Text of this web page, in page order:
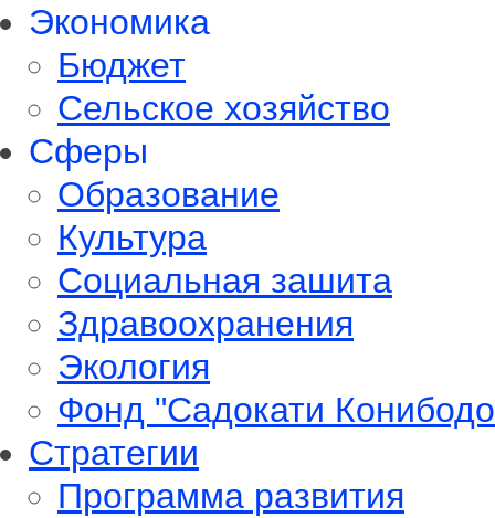
Экономика
Бюджет
Сельское хозяйство
Сферы
Обрaзование
Культура
Социальная зашита
Здравоохранения
Экология
Фонд "Садокати
Стратегии
Программа развития